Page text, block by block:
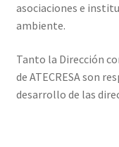
asociaciones e
ambiente.
Tanto la Dirección
de ATECRESA son
desarrollo de las